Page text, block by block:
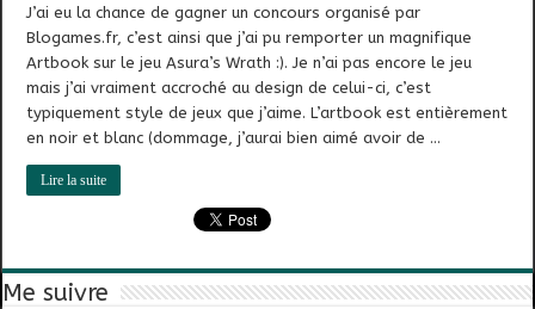
J’ai eu la chance de gagner un concours organisé par
Blogames.fr, c’est ainsi que j’ai pu remporter un magnifique
Artbook sur le jeu Asura’s Wrath :). Je n’ai pas encore le jeu
mais j’ai vraiment accroché au design de celui-ci, c’est
typiquement style de jeux que j’aime. L’artbook est entièrement
en noir et blanc (dommage, j’aurai bien aimé avoir de …
Lire la suite
Me suivre